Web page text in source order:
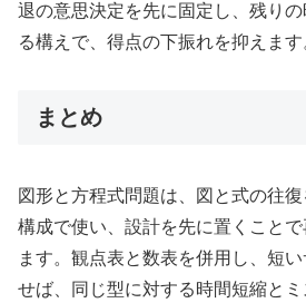
退の意思決定を先に固定し、残り
る構えで、得点の下振れを抑えます
まとめ
図形と方程式問題は、図と式の往
構成で使い、設計を先に置くこと
ます。観点表と数表を併用し、短
せば、同じ型に対する時間短縮と